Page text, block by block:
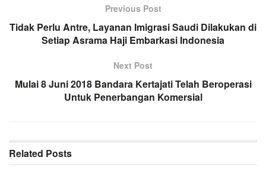
Previous Post
Tidak Perlu Antre, Layanan Imigrasi Saudi Dilakukan di
Setiap Asrama Haji Embarkasi Indonesia
Next Post
Mulai 8 Juni 2018 Bandara Kertajati Telah Beroperasi
Untuk Penerbangan Komersial
Related Posts